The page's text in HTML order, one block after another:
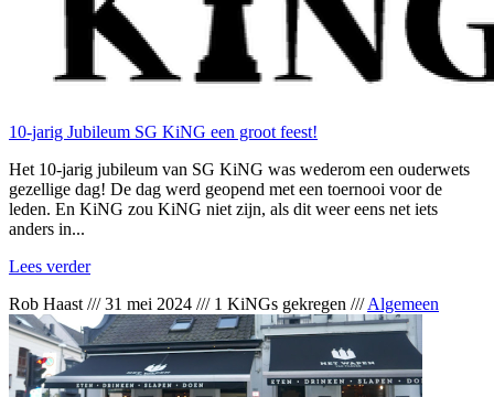
10-jarig Jubileum SG KiNG een groot feest!
Het 10-jarig jubileum van SG KiNG was wederom een ouderwets
gezellige dag! De dag werd geopend met een toernooi voor de
leden. En KiNG zou KiNG niet zijn, als dit weer eens net iets
anders in...
Lees verder
Rob Haast ///31 mei 2024 /// 1 KiNGs gekregen ///Algemeen